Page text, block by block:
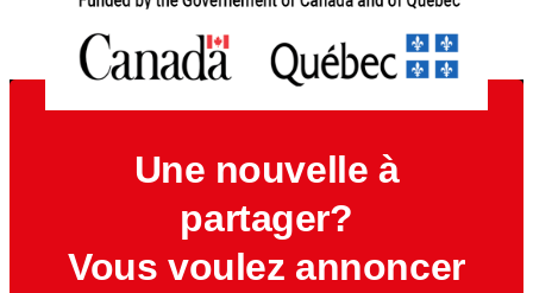
Une nouvelle à
partager?
Vous voulez annoncer